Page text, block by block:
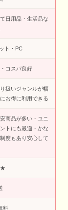
日用品・生活品な
ト・PC
コスパ良好
扱いジャンルが幅
お得に利用できる
商品が多い・ユニ
トにも最適・かな
度もあり安心して
料